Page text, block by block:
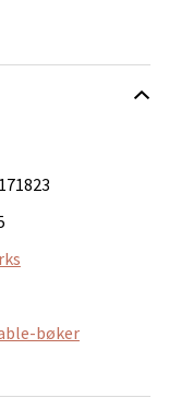
kunstneren. Når
ligger nærmere
bøker
Kristiansand